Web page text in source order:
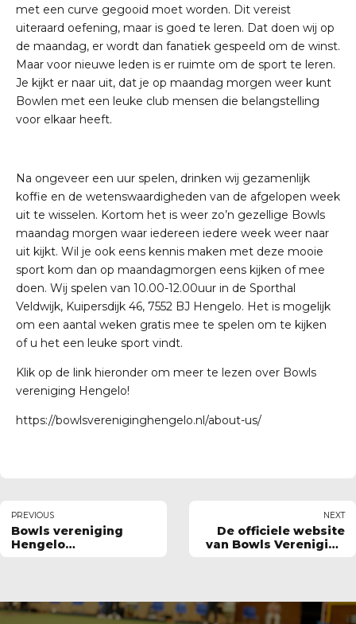
met een curve gegooid moet worden. Dit vereist
uiteraard oefening, maar is goed te leren. Dat doen wij op
de maandag, er wordt dan fanatiek gespeeld om de winst.
Maar voor nieuwe leden is er ruimte om de sport te leren.
Je kijkt er naar uit, dat je op maandag morgen weer kunt
Bowlen met een leuke club mensen die belangstelling
voor elkaar heeft.
Na ongeveer een uur spelen, drinken wij gezamenlijk
koffie en de wetenswaardigheden van de afgelopen week
uit te wisselen. Kortom het is weer zo’n gezellige Bowls
maandag morgen waar iedereen iedere week weer naar
uit kijkt. Wil je ook eens kennis maken met deze mooie
sport kom dan op maandagmorgen eens kijken of mee
doen. Wij spelen van 10.00-12.00uur in de Sporthal
Veldwijk, Kuipersdijk 46, 7552 BJ Hengelo. Het is mogelijk
om een aantal weken gratis mee te spelen om te kijken
of u het een leuke sport vindt.
Klik op de link hieronder om meer te lezen over Bowls
vereniging Hengelo!
https://bowlsvereniginghengelo.nl/about-us/
PREVIOUS
Bowls vereniging
Hengelo
NEXT
De officiele website
van Bowls Vereniging